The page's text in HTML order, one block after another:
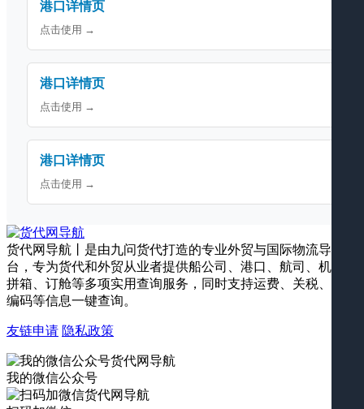
港口详情页
点击使用 →
港口详情页
点击使用 →
港口详情页
点击使用 →
货代网导航丨是由九问货代打造的专业外贸与国际物流导航平
台，专为货代和外贸从业者提供船公司、港口、航司、机场、
拼箱、订舱等多项实用查询服务，同时支持运费、关税、海关
编码等信息一键查询。
友链申请 隐私政策
我的微信公众号